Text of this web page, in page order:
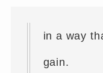
in a way
gain.